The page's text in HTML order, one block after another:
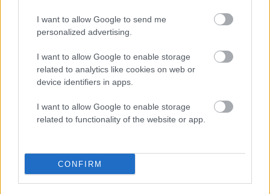
I want to allow Google to send me
personalized advertising.
I want to allow Google to enable storage
related to analytics like cookies on web or
device identifiers in apps.
I want to allow Google to enable storage
related to functionality of the website or app.
CONFIRM
Zadnje objave
Rogla bo gostila tradicionalni 34. praznik šoferjev in